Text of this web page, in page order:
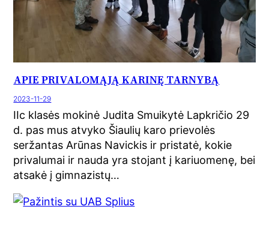
APIE PRIVALOMĄJĄ KARINĘ TARNYBĄ
2023-11-29
IIc klasės mokinė Judita Smuikytė Lapkričio 29
d. pas mus atvyko Šiaulių karo prievolės
seržantas Arūnas Navickis ir pristatė, kokie
privalumai ir nauda yra stojant į kariuomenę, bei
atsakė į gimnazistų…